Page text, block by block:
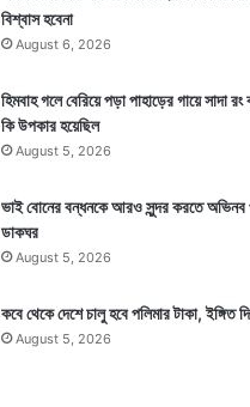
বিশ্বাস হবেনা
August 6, 2026
হিমবাহ গলে বেরিয়ে পড়া পাহাড়ের গায়ে সাদা
কি উপকার হয়েছিল
August 5, 2026
ভাই বোনের বন্ধনকে আরও সুন্দর করতে অভিনব
ডাকঘর
August 5, 2026
কবে থেকে দেশে চালু হবে পলিমার টাকা, ইঙ্গিত
August 5, 2026